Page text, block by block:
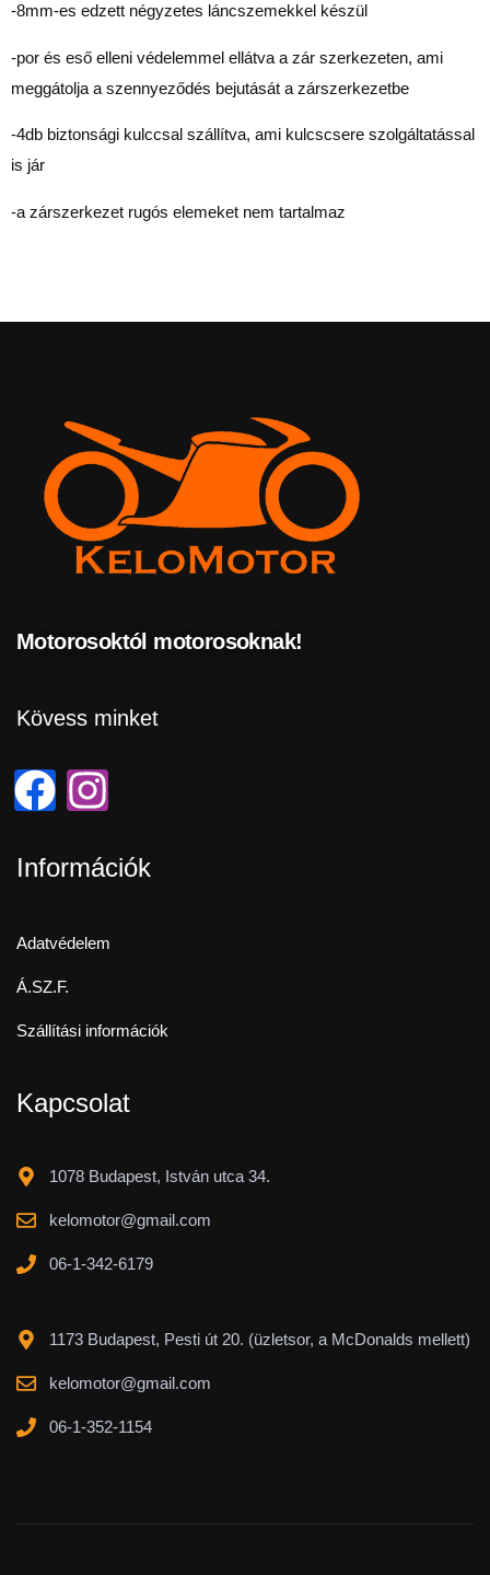
-8mm-es edzett négyzetes láncszemekkel készül
-por és eső elleni védelemmel ellátva a zár szerkezeten, ami
meggátolja a szennyeződés bejutását a zárszerkezetbe
-4db biztonsági kulccsal szállítva, ami kulcscsere szolgáltatással
is jár
-a zárszerkezet rugós elemeket nem tartalmaz
Motorosoktól motorosoknak!
Kövess minket
Információk
Adatvédelem
Á.SZ.F.
Szállítási információk
Kapcsolat
1078 Budapest, István utca 34.
kelomotor@gmail.com
06-1-342-6179
1173 Budapest, Pesti út 20. (üzletsor, a McDonalds mellett)
kelomotor@gmail.com
06-1-352-1154